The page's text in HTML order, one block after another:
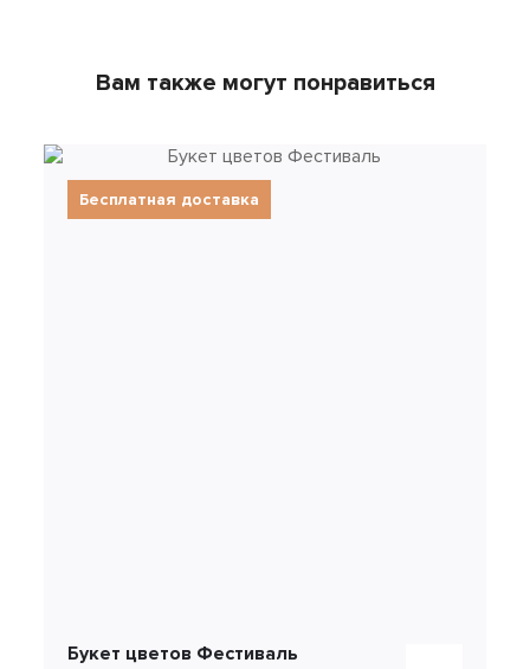
Вам также могут понравиться
Бесплатная доставка
Букет цветов Фестиваль